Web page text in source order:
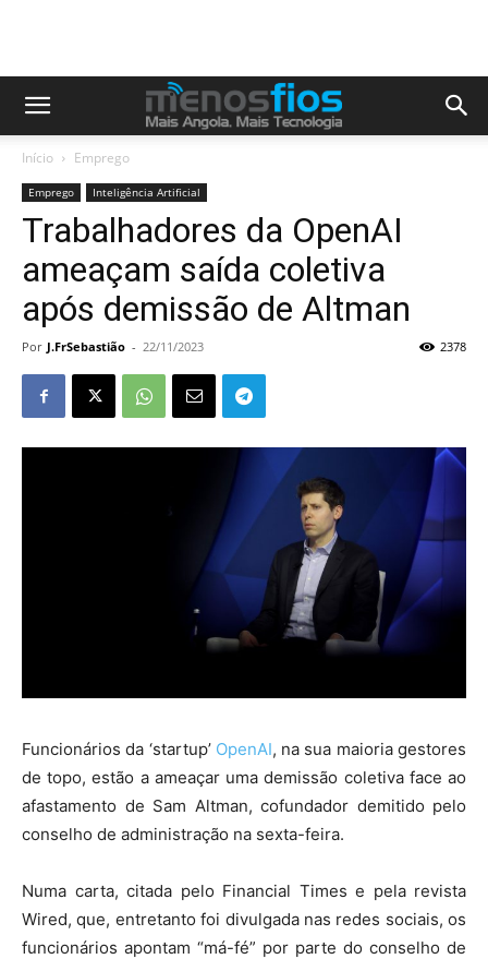
Início Emprego
Emprego Inteligência Artificial
Trabalhadores da OpenAI
ameaçam saída coletiva
após demissão de Altman
Por J.FrSebastião - 22/11/2023 2378
Funcionários da ‘startup’ OpenAI, na sua maioria gestores
de topo, estão a ameaçar uma demissão coletiva face ao
afastamento de Sam Altman, cofundador demitido pelo
conselho de administração na sexta-feira.
Numa carta, citada pelo Financial Times e pela revista
Wired, que, entretanto foi divulgada nas redes sociais, os
funcionários apontam “má-fé” por parte do conselho de